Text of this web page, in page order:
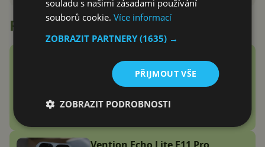
Recenze
Google Fitbit Air recenze:
Náramek bez displeje je přesně
to zařízení, které jsem
potřeboval
souladu s našimi zásadami používání
souborů cookie.Více informací
ZOBRAZIT PARTNERY(1635) →
PŘIJMOUT VŠE
ZOBRAZIT PODROBNOSTI